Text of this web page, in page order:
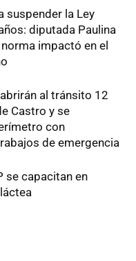
suspender la Ley
diputada Paulina
impactó en el
al tránsito 12
Castro y se
con
de emergencia
se capacitan en